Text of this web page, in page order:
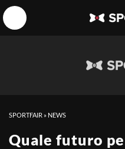
SPORTFAIR » NEWS
Quale futuro